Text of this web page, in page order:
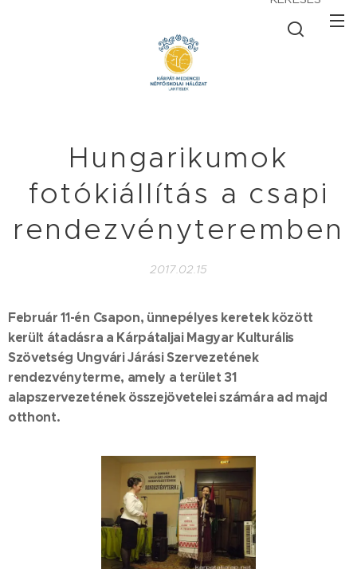
Hungarikumok
fotókiállítás a csapi
rendezvényteremben
2017.02.15
Február 11-én Csapon, ünnepélyes keretek között
került átadásra a Kárpátaljai Magyar Kulturális
Szövetség Ungvári Járási Szervezetének
rendezvényterme, amely a terület 31
alapszervezetének összejövetelei számára ad majd
otthont.